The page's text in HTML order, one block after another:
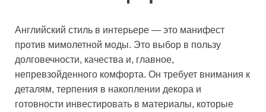
Английский стиль в интерьере — это манифест
против мимолетной моды. Это выбор в пользу
долговечности, качества и, главное,
непревзойденного комфорта. Он требует внимания к
деталям, терпения в накоплении декора и
готовности инвестировать в материалы, которые